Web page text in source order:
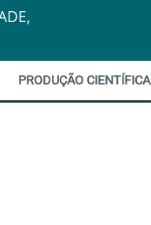
PRODUÇÃO CIENTÍFICA